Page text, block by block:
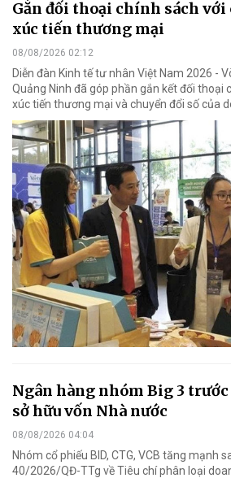
Gắn đối thoại chính sách với
xúc tiến thương mại
08/08/2026 02:12
Diễn đàn Kinh tế tư nhân Việt Nam 2026 -
Quảng Ninh đã góp phần gắn kết đối thoại
xúc tiến thương mại và chuyển đổi số của
Ngân hàng nhóm Big 3
sở hữu vốn Nhà nước
08/08/2026 04:04
Nhóm cổ phiếu BID, CTG, VCB tăng mạnh
40/2026/QĐ-TTg về Tiêu chí phân loại